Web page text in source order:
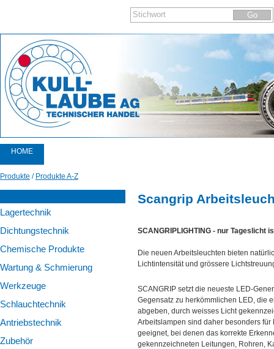
HOME
PRODUKTE
AKTIONEN
AKTUELLES
KONTAKT
Produkte / Produkte A-Z
Lagertechnik
Dichtungstechnik
Chemische Produkte
Wartung & Schmierung
Werkzeuge
Schlauchtechnik
Antriebstechnik
Zubehör
Scangrip
SCANGRIPLIGHTING - nur Tageslicht
Die neuen Arbeitsleuchten bieten
Lichtintensität und grössere
SCANGRIP setzt die neueste LED-
Gegensatz zu herkömmlichen LED, die
abgeben, durch weisses Licht
Arbeitslampen sind daher besonders für
geeignet, bei denen das korrekte
gekennzeichneten Leitungen, Rohren,